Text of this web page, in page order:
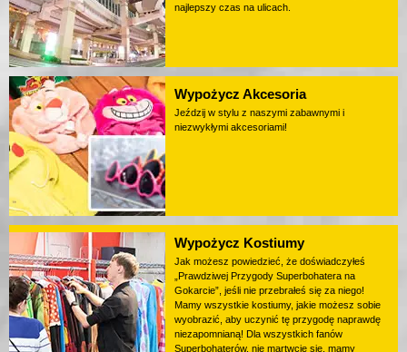
najlepszy czas na ulicach.
Wypożycz Akcesoria
Jeździj w stylu z naszymi zabawnymi i
niezwykłymi akcesoriami!
Wypożycz Kostiumy
Jak możesz powiedzieć, że doświadczyłeś
„Prawdziwej Przygody Superbohatera na
Gokarcie”, jeśli nie przebrałeś się za niego!
Mamy wszystkie kostiumy, jakie możesz sobie
wyobrazić, aby uczynić tę przygodę naprawdę
niezapomnianą! Dla wszystkich fanów
Superbohaterów, nie martwcie się, mamy